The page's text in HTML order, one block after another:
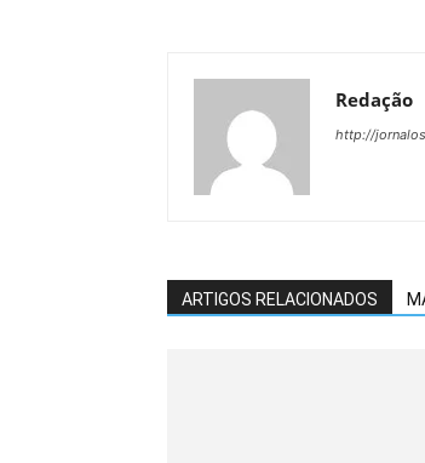
Redação
http://
ARTIGOS RELACIONADOS